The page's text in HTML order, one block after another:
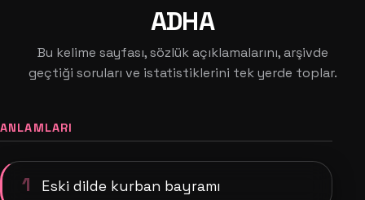
ADHA
Bu kelime sayfası, sözlük açıklamalarını, arşivde
geçtiği soruları ve istatistiklerini tek yerde toplar.
ANLAMLARI
1 Eski dilde kurban bayramı